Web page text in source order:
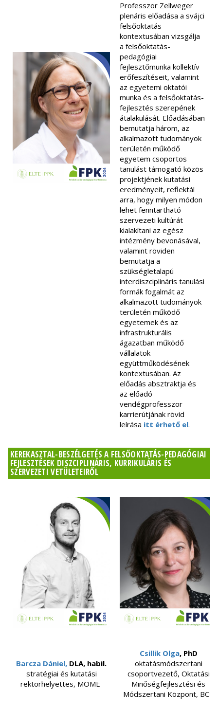
Professzor Zellweger
plenáris előadása a svájci
felsőoktatás
kontextusában vizsgálja
a felsőoktatás-
pedagógiai
fejlesztőmunka kollektív
erőfeszítéseit, valamint
az egyetemi oktatói
munka és a felsőoktatás-
fejlesztés szerepének
átalakulását. Előadásában
bemutatja három, az
alkalmazott tudományok
területén működő
egyetem csoportos
tanulást támogató közös
projektjének kutatási
eredményeit, reflektál
arra, hogy milyen módon
lehet fenntartható
szervezeti kultúrát
kialakítani az egész
intézmény bevonásával,
valamint röviden
bemutatja a
szükségletalapú
interdiszciplináris tanulási
formák fogalmát az
alkalmazott tudományok
területén működő
egyetemek és az
infrastrukturális
ágazatban működő
vállalatok
együttműködésének
kontextusában. Az
előadás absztraktja és
az előadó
vendégprofesszor
karrierútjának rövid
leírása itt érhető el.
KEREKASZTAL-BESZÉLGETÉS A FELSŐOKTATÁS-PEDAGÓGIAI
FEJLESZTÉSEK DISZCIPLINÁRIS, KURRIKULÁRIS ÉS
SZERVEZETI VETÜLETEIRŐL
Barcza Dániel, DLA, habil.
stratégiai és kutatási
rektorhelyettes, MOME
Csillik Olga, PhD
oktatásmódszertani
csoportvezető, Oktatási
Minőségfejlesztési és
Módszertani Központ, BCE